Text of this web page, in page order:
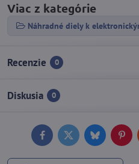
Viac z kategórie
Náhradné diely k
Recenzie 0
Diskusia 0
FacebookTwitterBluesky